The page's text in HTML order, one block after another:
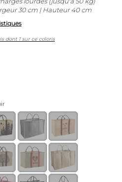
30 cm | Hauteur 40 cm
dont 1 sur ce coloris